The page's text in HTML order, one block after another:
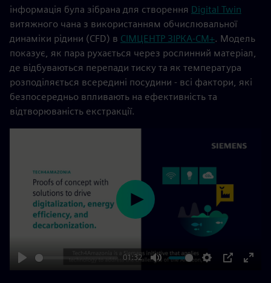
інформація була зібрана для створення Digital Twin
витяжного чана з використанням обчислювальної
динаміки рідини (CFD) в СІМЦЕНТР ЗІРКА-СМ+. Модель
показує, як пара рухається через рослинний матеріал,
де відбуваються перепади тиску та як температура
розподіляється всередині посудини - всі фактори, які
безпосередньо впливають на ефективність та
відтворюваність екстракції.
Play
01:32
Play